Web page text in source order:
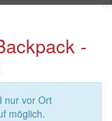
-
nur vor Ort
möglich.